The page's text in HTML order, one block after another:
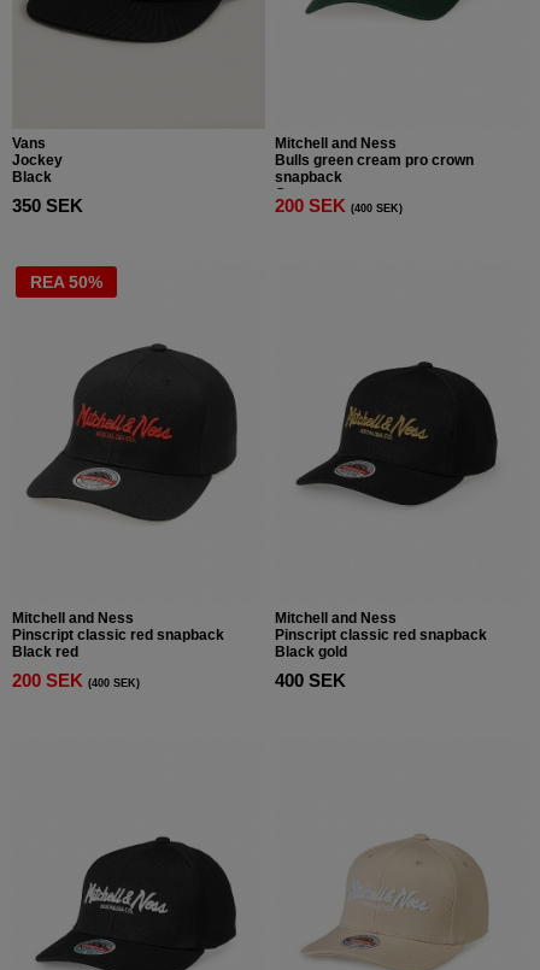
Vans
Jockey
Black
350 SEK
Mitchell and Ness
Bulls green cream pro crown
snapback
Green cream
200 SEK (400 SEK)
REA 50%
Mitchell and Ness
Pinscript classic red snapback
Black red
200 SEK (400 SEK)
Mitchell and Ness
Pinscript classic red snapback
Black gold
400 SEK